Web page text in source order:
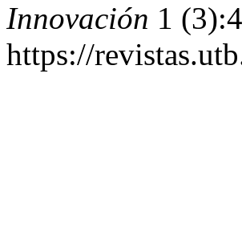
Innovación 1
https://